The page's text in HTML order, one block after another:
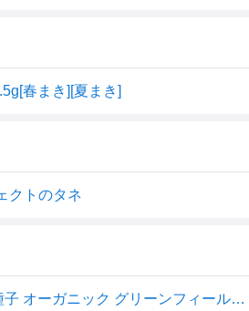
春まき][夏まき]
クトのタネ
有機種子 固定種 ニンジン ナンテス 種 にんじん 1.5g 野菜 種子 オーガニック グリーンフィールドプロジェクト 追跡可能メール便選択可【小袋】【2027年5月期限】